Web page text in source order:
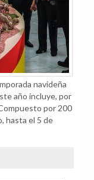
navideña
año incluye, por
por 200
hasta el 5 de